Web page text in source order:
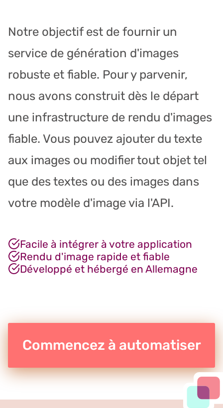
Notre objectif est de fournir un
service de génération d'images
robuste et fiable. Pour y parvenir,
nous avons construit dès le départ
une infrastructure de rendu d'images
fiable. Vous pouvez ajouter du texte
aux images ou modifier tout objet tel
que des textes ou des images dans
votre modèle d'image via l'API.
Facile à intégrer à votre application
Rendu d'image rapide et fiable
Développé et hébergé en Allemagne
Commencez à automatiser